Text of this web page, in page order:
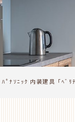
ﾊﾟﾅｿﾆｯｸ 内装建具「ﾍﾞﾘ